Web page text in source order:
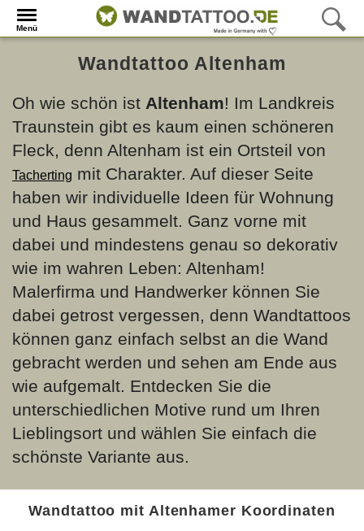
Menü
Wandtattoo Altenham
Oh wie schön ist Altenham! Im Landkreis
Traunstein gibt es kaum einen schöneren
Fleck, denn Altenham ist ein Ortsteil von
Tacherting mit Charakter. Auf dieser Seite
haben wir individuelle Ideen für Wohnung
und Haus gesammelt. Ganz vorne mit
dabei und mindestens genau so dekorativ
wie im wahren Leben: Altenham!
Malerfirma und Handwerker können Sie
dabei getrost vergessen, denn Wandtattoos
können ganz einfach selbst an die Wand
gebracht werden und sehen am Ende aus
wie aufgemalt. Entdecken Sie die
unterschiedlichen Motive rund um Ihren
Lieblingsort und wählen Sie einfach die
schönste Variante aus.
Wandtattoo mit Altenhamer Koordinaten